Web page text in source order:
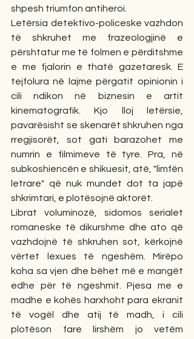
shpesh triumfon antiheroi.
Letërsia detektivo-policeske vazhdon
të shkruhet me frazeologjinë e
përshtatur me të folmen e përditshme
e me fjalorin e thatë gazetaresk. E
tejfolura në lajme përgatit opinionin i
cili ndikon në biznesin e artit
kinematografik. Kjo lloj letërsie,
pavarësisht se skenarët shkruhen nga
rregjisorët, sot gati barazohet me
numrin e filmimeve të tyre. Pra, në
subkoshiencën e shikuesit, atë, "limfën
letrare" që nuk mundet dot ta japë
shkrimtari, e plotësojnë aktorët.
Librat voluminozë, sidomos serialet
romaneske të dikurshme dhe ato që
vazhdojnë të shkruhen sot, kërkojnë
vërtet lexues të ngeshëm. Mirëpo
koha sa vjen dhe bëhet më e mangët
edhe për të ngeshmit. Pjesa me e
madhe e kohës harxhoht para ekranit
të vogël dhe atij të madh, i cili
plotëson fare lirshëm jo vetëm